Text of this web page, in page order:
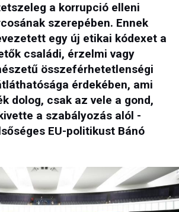
a korrupció elleni
szerepében. Ennek
egy új etikai kódexet a
családi, érzelmi vagy
összeférhetetlenségi
érdekében, ami
dolog, csak az vele a gond,
a szabályozás alól -
EU-politikust Bánó